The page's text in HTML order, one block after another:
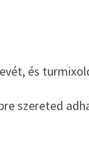
és
szereted